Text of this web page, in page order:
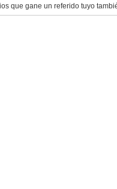
que gane un referido tuyo